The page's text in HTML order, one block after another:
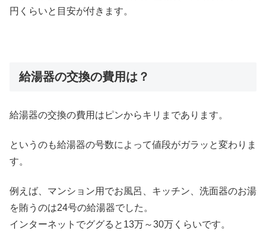
円くらいと目安が付きます。
給湯器の交換の費用は？
給湯器の交換の費用はピンからキリまであります。
というのも給湯器の号数によって値段がガラッと変わりま
す。
例えば、マンション用でお風呂、キッチン、洗面器のお湯
を賄うのは24号の給湯器でした。
インターネットでググると13万～30万くらいです。